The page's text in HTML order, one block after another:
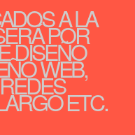
A LA
POR
DISEÑO
WEB,
ETC.